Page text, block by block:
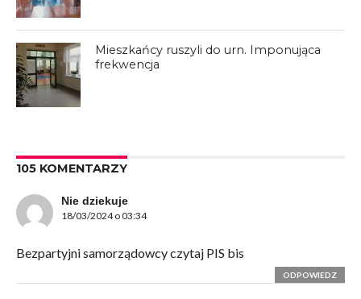
Mieszkańcy ruszyli do urn. Imponująca
frekwencja
105 KOMENTARZY
Nie dziekuje
18/03/2024 o 03:34
Bezpartyjni samorządowcy czytaj PIS bis
ODPOWIEDZ